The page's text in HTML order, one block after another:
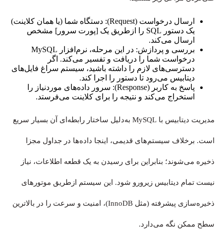
ارسال درخواست (Request): دستگاه شما (یا همان کلاینت)
یک دستور SQL را ازطریق یک [پورت سرور] مشخص
ارسال می‌کند.
بررسی و پردازش: در این مرحله، نرم‌افزار MySQL
درخواست شما را دریافت و تفسیر می‌کند. اگر
دسترسی‌های لازم را داشته باشید، سیستم سراغ فایل‌های
دیتابیس می‌رود تا دستور را اجرا کند.
پاسخ به کاربر (Response): سرور داده‌های موردنیاز را
استخراج می‌کند و نتیجه را برای کلاینت می‌فرستد.
مدیریت دیتابیس با MySQL به‌دلیل ساختار رابطه‌ای آن بسیار سریع
است. برخلاف سیستم‌های قدیمی، اینجا داده‌ها در جداول مجزا
ذخیره می‌شوند؛ بنابراین برای رسیدن به یک قطعه اطلاعات، نیاز
نیست تمام دیتابیس زیرورو شود. این سیستم ازطریق موتورهای
ذخیره‌سازی پیشرفته (مثل InnoDB)، امنیت و سرعت را در بالاترین
سطح ممکن نگه می‌دارد.